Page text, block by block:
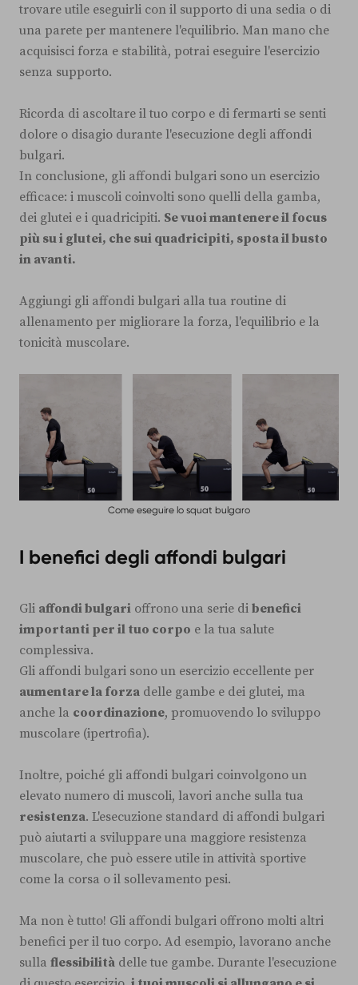
trovare utile eseguirli con il supporto di una sedia o di
una parete per mantenere l'equilibrio. Man mano che
acquisisci forza e stabilità, potrai eseguire l'esercizio
senza supporto.
Ricorda di ascoltare il tuo corpo e di fermarti se senti
dolore o disagio durante l'esecuzione degli affondi
bulgari.
In conclusione, gli affondi bulgari sono un esercizio
efficace: i muscoli coinvolti sono quelli della gamba,
dei glutei e i quadricipiti. Se vuoi mantenere il focus
più su i glutei, che sui quadricipiti, sposta il busto
in avanti.
Aggiungi gli affondi bulgari alla tua routine di
allenamento per migliorare la forza, l'equilibrio e la
tonicità muscolare.
Come eseguire lo squat bulgaro
I benefici degli affondi bulgari
Gli affondi bulgari offrono una serie di benefici
importanti per il tuo corpo e la tua salute
complessiva.
Gli affondi bulgari sono un esercizio eccellente per
aumentare la forza delle gambe e dei glutei, ma
anche la coordinazione, promuovendo lo sviluppo
muscolare (ipertrofia).
Inoltre, poiché gli affondi bulgari coinvolgono un
elevato numero di muscoli, lavori anche sulla tua
resistenza. L'esecuzione standard di affondi bulgari
può aiutarti a sviluppare una maggiore resistenza
muscolare, che può essere utile in attività sportive
come la corsa o il sollevamento pesi.
Ma non è tutto! Gli affondi bulgari offrono molti altri
benefici per il tuo corpo. Ad esempio, lavorano anche
sulla flessibilità delle tue gambe. Durante l'esecuzione